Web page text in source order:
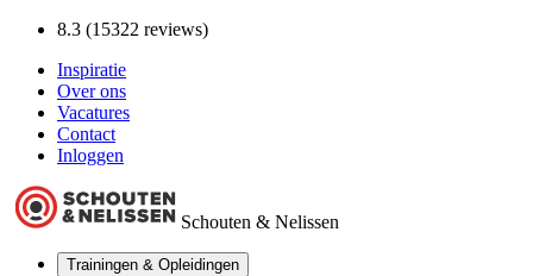
8.3 (15322 reviews)
Inspiratie
Over ons
Vacatures
Contact
Inloggen
Schouten & Nelissen
Trainingen & Opleidingen